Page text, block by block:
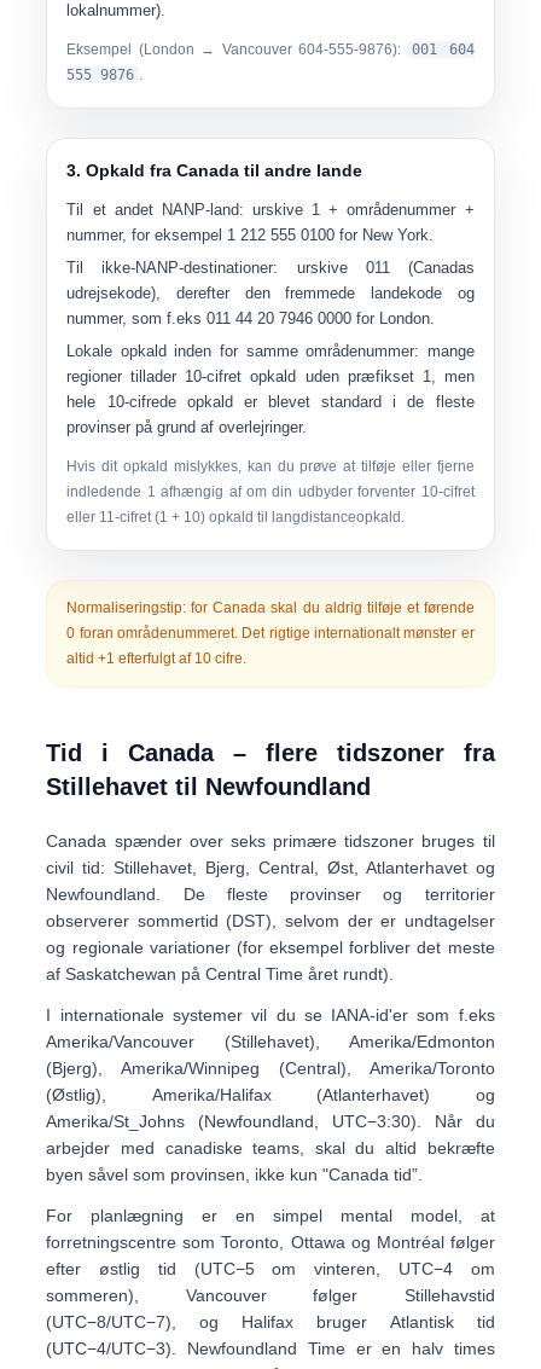
lokalnummer).
Eksempel (London → Vancouver 604-555-9876):
001 604
555 9876 .
3. Opkald fra Canada til andre lande
Til et andet NANP-land: urskive 1 + områdenummer +
nummer, for eksempel 1 212 555 0100 for New York.
Til ikke-NANP-destinationer: urskive 011(Canadas
udrejsekode), derefter den fremmede landekode og
nummer, som f.eks011 44 ​​20 7946 0000 for London.
Lokale opkald inden for samme områdenummer: mange
regioner tillader 10-cifret opkald uden præfikset 1, men
hele 10-cifrede opkald er blevet standard i de fleste
provinser på grund af overlejringer.
Hvis dit opkald mislykkes, kan du prøve at tilføje eller fjerne
indledende 1 afhængig af om din udbyder forventer 10-cifret
eller 11-cifret (1 + 10) opkald til langdistanceopkald.
Normaliseringstip: for Canada skal du aldrig tilføje et førende
0 foran områdenummeret. Det rigtige internationalt mønster er
altid+1 efterfulgt af 10 cifre.
Tid i Canada – flere tidszoner fra
Stillehavet til Newfoundland
Canada spænder over seks primære tidszoner bruges til
civil tid: Stillehavet, Bjerg, Central, Øst, Atlanterhavet og
Newfoundland. De fleste provinser og territorier
observerer sommertid (DST) , selvom der er undtagelser
og regionale variationer (for eksempel forbliver det meste
af Saskatchewan på Central Time året rundt).
I internationale systemer vil du se IANA-id'er som f.eks
Amerika/Vancouver (Stillehavet), Amerika/Edmonton
(Bjerg),Amerika/Winnipeg (Central), Amerika/Toronto
(Østlig), Amerika/Halifax(Atlanterhavet) og
Amerika/St_Johns (Newfoundland, UTC−3:30). Når du
arbejder med canadiske teams, skal du altid bekræfte
byen såvel som provinsen, ikke kun "Canada tid”.
For planlægning er en simpel mental model, at
forretningscentre som Toronto, Ottawa og Montréal følger
efter østlig tid (UTC−5 om vinteren, UTC−4 om
sommeren), Vancouver følger Stillehavstid
(UTC−8/UTC−7), og Halifax bruger Atlantisk tid
(UTC−4/UTC−3). Newfoundland Time er en halv times